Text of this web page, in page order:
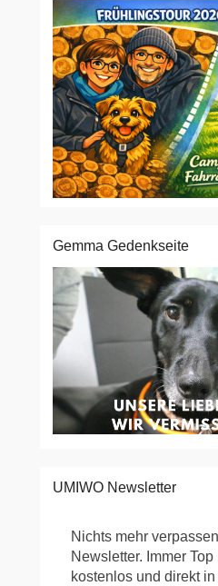
Gemma Gedenkseite
UMIWO Newsletter
Nichts mehr
Newsletter. Immer Top
kostenlos und direkt